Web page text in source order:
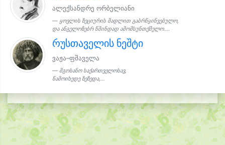
ალექსანდრე ორბელიანი
ყოვლის ზეციურის მადლით გაბრწყინვებულო,
და ანგელოზებრ წმინდად ამომსუნთქმელო....
რუსთაველის ნეშტი
ვაჟა–ფშაველა
მგოსანო საქართველოსავ,
წამოიხედე ზეზედა,...